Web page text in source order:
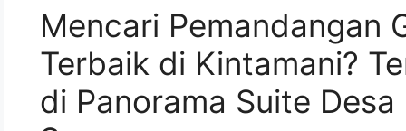
Mencari Pemandangan
Terbaik di Kintamani?
di Panorama Suite